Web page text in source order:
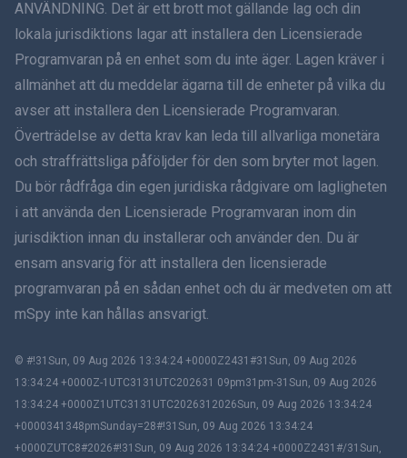
Dansk
हिंदी
עברית
Română
Ελληνικά
繁體中文
Slovenčina
ANVÄNDNING. Det är ett brott mot gällande lag och din
lokala jurisdiktions lagar att installera den Licensierade
Programvaran på en enhet som du inte äger. Lagen kräver i
allmänhet att du meddelar ägarna till de enheter på vilka du
avser att installera den Licensierade Programvaran.
Överträdelse av detta krav kan leda till allvarliga monetära
och straffrättsliga påföljder för den som bryter mot lagen.
Du bör rådfråga din egen juridiska rådgivare om lagligheten
i att använda den Licensierade Programvaran inom din
jurisdiktion innan du installerar och använder den. Du är
ensam ansvarig för att installera den licensierade
programvaran på en sådan enhet och du är medveten om att
mSpy inte kan hållas ansvarigt.
© #!31Sun, 09 Aug 2026 13:34:24 +0000Z2431#31Sun, 09 Aug 2026
13:34:24 +0000Z-1UTC3131UTC202631 09pm31pm-31Sun, 09 Aug 2026
13:34:24 +0000Z1UTC3131UTC2026312026Sun, 09 Aug 2026 13:34:24
+0000341348pmSunday=28#!31Sun, 09 Aug 2026 13:34:24
+0000ZUTC8#2026#!31Sun, 09 Aug 2026 13:34:24 +0000Z2431#/31Sun,